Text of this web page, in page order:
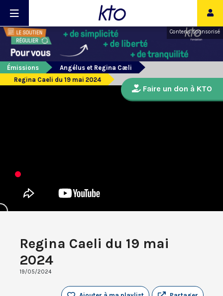
Contenu sponsorisé
Émissions
Angélus et Regina Cæli
Regina Caeli du 19 mai 2024
Regina Caeli du 19 mai
2024
19/05/2024
Faire un don à KTO